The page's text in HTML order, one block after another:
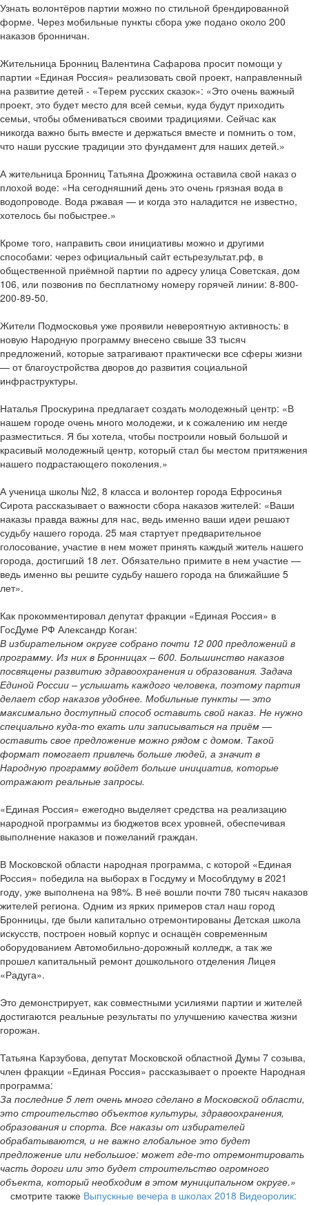
Узнать волонтёров партии можно по стильной брендированной
форме. Через мобильные пункты сбора уже подано около 200
наказов бронничан.
Жительница Бронниц Валентина Сафарова просит помощи у
партии «Единая Россия» реализовать свой проект, направленный
на развитие детей - «Терем русских сказок»: «Это очень важный
проект, это будет место для всей семьи, куда будут приходить
семьи, чтобы обмениваться своими традициями. Сейчас как
никогда важно быть вместе и держаться вместе и помнить о том,
что наши русские традиции это фундамент для наших детей.»
А жительница Бронниц Татьяна Дрожжина оставила свой наказ о
плохой воде: «На сегодняшний день это очень грязная вода в
водопроводе. Вода ржавая — и когда это наладится не известно,
хотелось бы побыстрее.»
Кроме того, направить свои инициативы можно и другими
способами: через официальный сайт естьрезультат.рф, в
общественной приёмной партии по адресу улица Советская, дом
106, или позвонив по бесплатному номеру горячей линии: 8-800-
200-89-50.
Жители Подмосковья уже проявили невероятную активность: в
новую Народную программу внесено свыше 33 тысяч
предложений, которые затрагивают практически все сферы жизни
— от благоустройства дворов до развития социальной
инфраструктуры.
Наталья Проскурина предлагает создать молодежный центр: «В
нашем городе очень много молодежи, и к сожалению им негде
разместиться. Я бы хотела, чтобы построили новый большой и
красивый молодежный центр, который стал бы местом притяжения
нашего подрастающего поколения.»
А ученица школы №2, 8 класса и волонтер города Ефросинья
Сирота рассказывает о важности сбора наказов жителей: «Ваши
наказы правда важны для нас, ведь именно ваши идеи решают
судьбу нашего города. 25 мая стартует предварительное
голосование, участие в нем может принять каждый житель нашего
города, достигший 18 лет. Обязательно примите в нем участие —
ведь именно вы решите судьбу нашего города на ближайшие 5
лет».
Как прокомментировал депутат фракции «Единая Россия» в
ГосДуме РФ Александр Коган:
В избирательном округе собрано почти 12 000 предложений в
программу. Из них в Бронницах – 600. Большинство наказов
посвящены развитию здравоохранения и образования. Задача
Единой России – услышать каждого человека, поэтому партия
делает сбор наказов удобнее. Мобильные пункты — это
максимально доступный способ оставить свой наказ. Не нужно
специально куда-то ехать или записываться на приём —
оставить свое предложение можно рядом с домом. Такой
формат помогает привлечь больше людей, а значит в
Народную программу войдет больше инициатив, которые
отражают реальные запросы.
«Единая Россия» ежегодно выделяет средства на реализацию
народной программы из бюджетов всех уровней, обеспечивая
выполнение наказов и пожеланий граждан.
В Московской области народная программа, с которой «Единая
Россия» победила на выборах в Госдуму и Мособлдуму в 2021
году, уже выполнена на 98%. В неё вошли почти 780 тысяч наказов
жителей региона. Одним из ярких примеров стал наш город
Бронницы, где были капитально отремонтированы Детская школа
искусств, построен новый корпус и оснащён современным
оборудованием Автомобильно-дорожный колледж, а так же
прошел капитальный ремонт дошкольного отделения Лицея
«Радуга».
Это демонстрирует, как совместными усилиями партии и жителей
достигаются реальные результаты по улучшению качества жизни
горожан.
Татьяна Карзубова, депутат Московской областной Думы 7 созыва,
член фракции «Единая Россия» рассказывает о проекте Народная
программа:
За последние 5 лет очень много сделано в Московской области,
это строительство объектов культуры, здравоохранения,
образования и спорта. Все наказы от избирателей
обрабатываются, и не важно глобальное это будет
предложение или небольшое: может где-то отремонтировать
часть дороги или это будет строительство огромного
объекта, который необходим в этом муниципальном округе.»
смотрите также Выпускные вечера в школах 2018 Видеоролик: